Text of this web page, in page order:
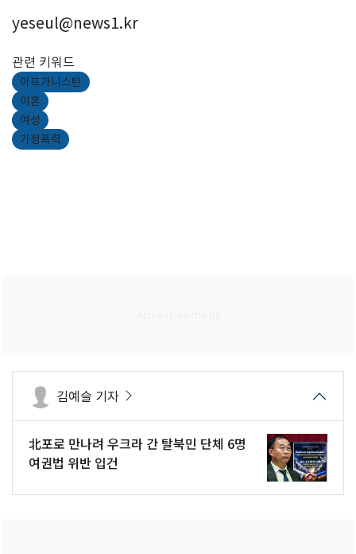
yeseul@news1.kr
관련 키워드
아프가니스탄
이혼
여성
가정폭력
김예슬 기자
北포로 만나려 우크라 간 탈북민 단체 6명
여권법 위반 입건